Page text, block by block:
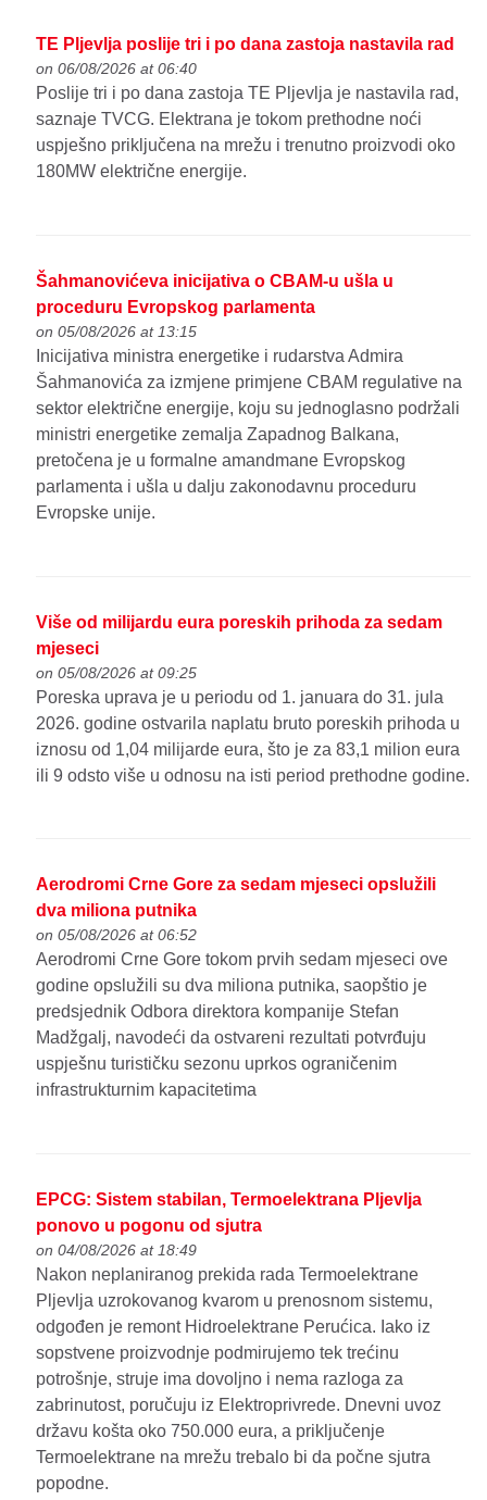
TE Pljevlja poslije tri i po dana zastoja nastavila rad
on 06/08/2026 at 06:40
Poslije tri i po dana zastoja TE Pljevlja je nastavila rad,
saznaje TVCG. Elektrana je tokom prethodne noći
uspješno priključena na mrežu i trenutno proizvodi oko
180MW električne energije.
Šahmanovićeva inicijativa o CBAM-u ušla u
proceduru Evropskog parlamenta
on 05/08/2026 at 13:15
Inicijativa ministra energetike i rudarstva Admira
Šahmanovića za izmjene primjene CBAM regulative na
sektor električne energije, koju su jednoglasno podržali
ministri energetike zemalja Zapadnog Balkana,
pretočena je u formalne amandmane Evropskog
parlamenta i ušla u dalju zakonodavnu proceduru
Evropske unije.
Više od milijardu eura poreskih prihoda za sedam
mjeseci
on 05/08/2026 at 09:25
Poreska uprava je u periodu od 1. januara do 31. jula
2026. godine ostvarila naplatu bruto poreskih prihoda u
iznosu od 1,04 milijarde eura, što je za 83,1 milion eura
ili 9 odsto više u odnosu na isti period prethodne godine.
Aerodromi Crne Gore za sedam mjeseci opslužili
dva miliona putnika
on 05/08/2026 at 06:52
Aerodromi Crne Gore tokom prvih sedam mjeseci ove
godine opslužili su dva miliona putnika, saopštio je
predsjednik Odbora direktora kompanije Stefan
Madžgalj, navodeći da ostvareni rezultati potvrđuju
uspješnu turističku sezonu uprkos ograničenim
infrastrukturnim kapacitetima
EPCG: Sistem stabilan, Termoelektrana Pljevlja
ponovo u pogonu od sjutra
on 04/08/2026 at 18:49
Nakon neplaniranog prekida rada Termoelektrane
Pljevlja uzrokovanog kvarom u prenosnom sistemu,
odgođen je remont Hidroelektrane Perućica. Iako iz
sopstvene proizvodnje podmirujemo tek trećinu
potrošnje, struje ima dovoljno i nema razloga za
zabrinutost, poručuju iz Elektroprivrede. Dnevni uvoz
državu košta oko 750.000 eura, a priključenje
Termoelektrane na mrežu trebalo bi da počne sjutra
popodne.